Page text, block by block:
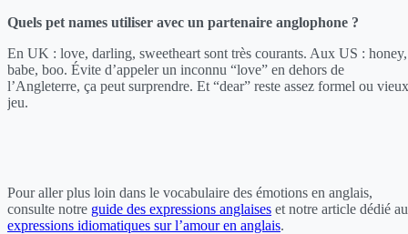
Quels pet names utiliser avec un partenaire anglophone ?
En UK : love, darling, sweetheart sont très courants. Aux US : honey,
babe, boo. Évite d’appeler un inconnu “love” en dehors de
l’Angleterre, ça peut surprendre. Et “dear” reste assez formel ou vieux
jeu.
Pour aller plus loin dans le vocabulaire des émotions en anglais,
consulte notre guide des expressions anglaises et notre article dédié
expressions idiomatiques sur l’amour en anglais.